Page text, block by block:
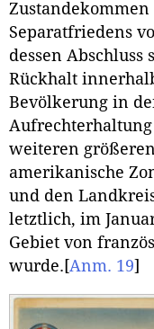
Separatfriedens
dessen Abschluss
Rückhalt
Bevölkerung in
Aufrechterhaltung
weiteren
amerikanische
und den
letztlich, im
Gebiet von
wurde. [Anm. 19]